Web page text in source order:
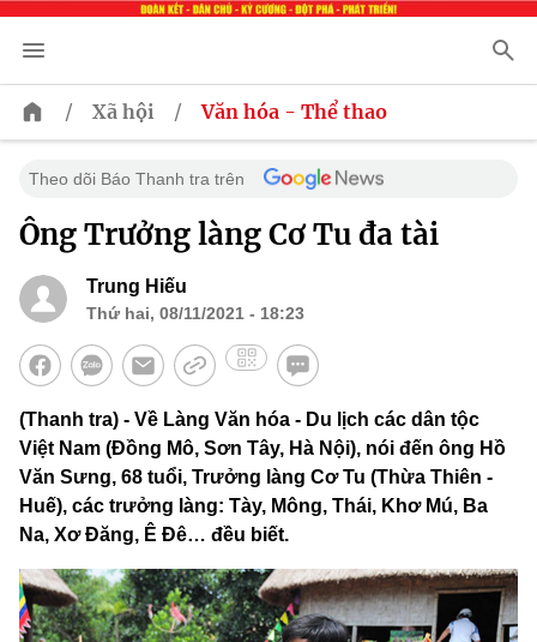
/ Xã hội / Văn hóa - Thể thao
Theo dõi Báo Thanh tra trên
Ông Trưởng làng Cơ Tu đa tài
Trung Hiếu
Thứ hai, 08/11/2021 - 18:23
(Thanh tra) - Về Làng Văn hóa - Du lịch các dân tộc
Việt Nam (Đồng Mô, Sơn Tây, Hà Nội), nói đến ông Hồ
Văn Sưng, 68 tuổi, Trưởng làng Cơ Tu (Thừa Thiên -
Huế), các trưởng làng: Tày, Mông, Thái, Khơ Mú, Ba
Na, Xơ Đăng, Ê Đê… đều biết.